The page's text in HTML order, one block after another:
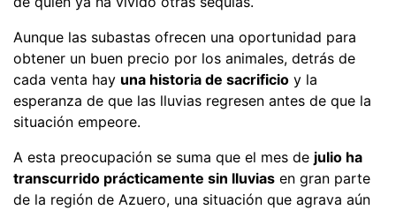
Aunque las subastas ofrecen una oportunidad para
obtener un buen precio por los animales, detrás de
cada venta hay una historia de sacrificio y la
esperanza de que las lluvias regresen antes de que la
situación empeore.
A esta preocupación se suma que el mes de julio ha
transcurrido prácticamente sin lluvias en gran parte
de la región de Azuero, una situación que agrava aún